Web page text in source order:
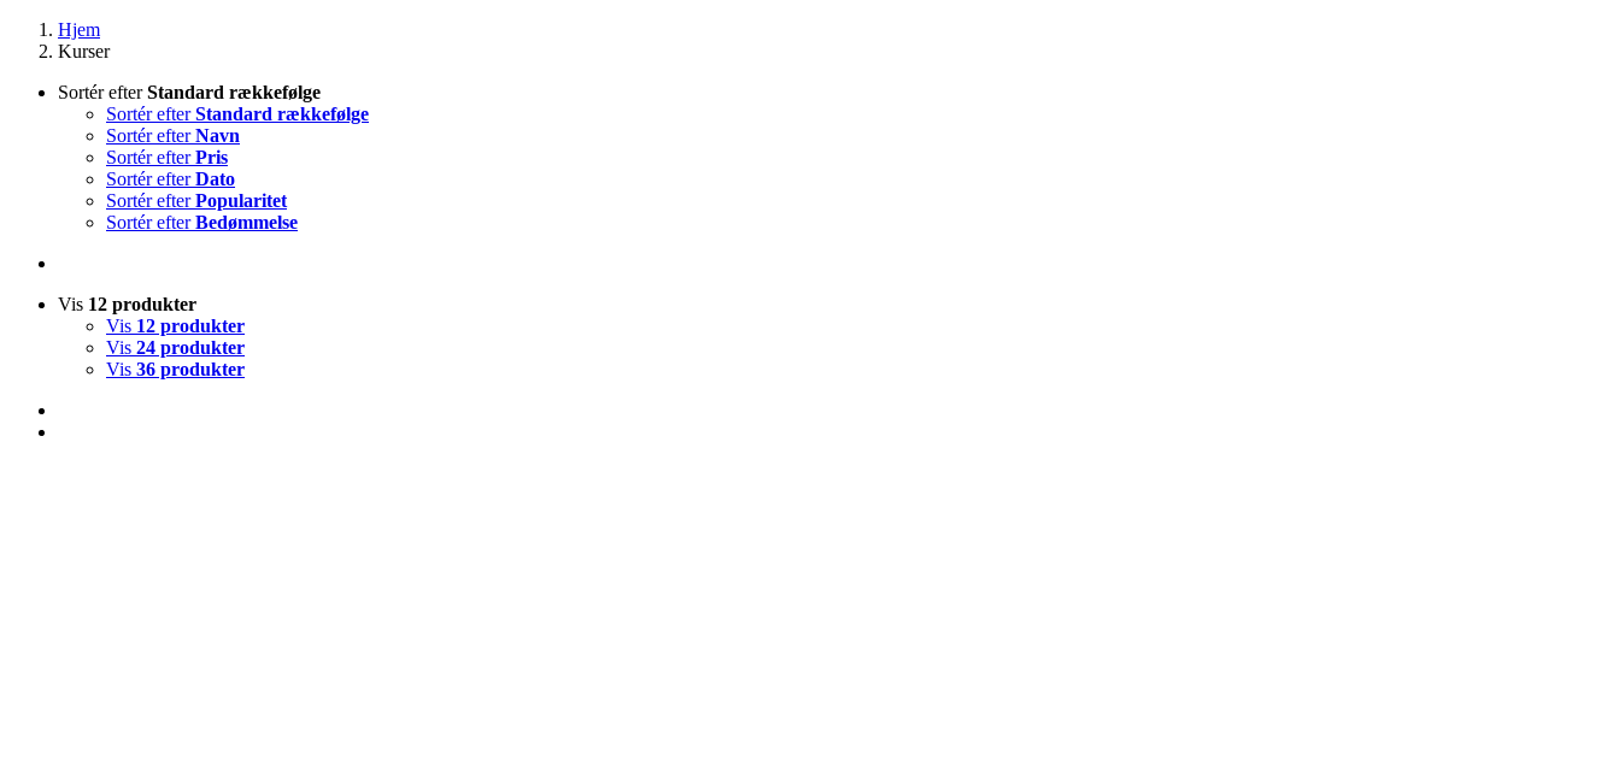
Hjem
Kurser
Sortér efterStandard rækkefølge
Sortér efterStandard rækkefølge
Sortér efterNavn
Sortér efterPris
Sortér efterDato
Sortér efterPopularitet
Sortér efterBedømmelse
Vis 12 produkter
Vis 12 produkter
Vis 24 produkter
Vis 36 produkter